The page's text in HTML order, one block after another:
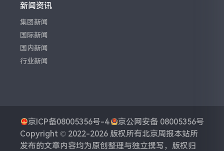
新闻资讯
集团新闻
国际新闻
国内新闻
行业新闻
京ICP备08005356号-4
京公网安备 08005356号
Copyright © 2022-2026 版权所有北京周报本站所
发布的文章内容均为原创整理与独立撰写，版权归